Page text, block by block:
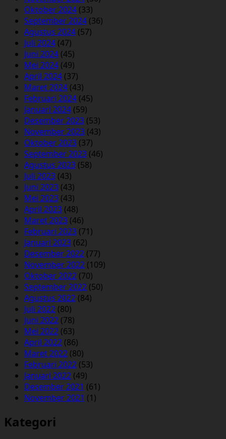
Oktober 2024 (33)
September 2024 (36)
Agustus 2024 (57)
Juli 2024 (47)
Juni 2024 (45)
Mei 2024 (49)
April 2024 (37)
Maret 2024 (43)
Februari 2024 (45)
Januari 2024 (59)
Desember 2023 (53)
November 2023 (43)
Oktober 2023 (37)
September 2023 (46)
Agustus 2023 (58)
Juli 2023 (43)
Juni 2023 (43)
Mei 2023 (43)
April 2023 (48)
Maret 2023 (46)
Februari 2023 (71)
Januari 2023 (62)
Desember 2022 (77)
November 2022 (109)
Oktober 2022 (70)
September 2022 (50)
Agustus 2022 (84)
Juli 2022 (80)
Juni 2022 (78)
Mei 2022 (63)
April 2022 (86)
Maret 2022 (80)
Februari 2022 (53)
Januari 2022 (49)
Desember 2021 (61)
November 2021 (1)
Kategori